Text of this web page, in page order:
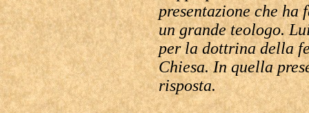
presentazione che
un grande teologo.
per la dottrina della
Chiesa. In quella
risposta.